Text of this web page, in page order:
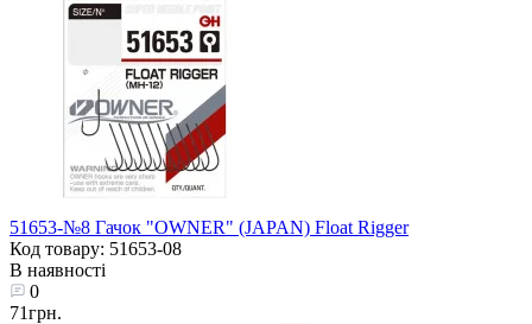
51653-№8 Гачок "OWNER" (JAPAN) Float Rigger
Код товару: 51653-08
В наявності
0
71грн.